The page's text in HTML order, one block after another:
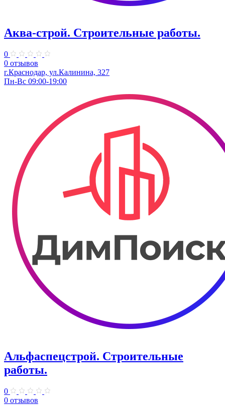
Аква-строй. Строительные работы.
0
0 отзывов
г.Краснодар, ул.Калинина, 327
Пн-Вс 09:00-19:00
Альфаспецстрой. Строительные
работы.
0
0 отзывов